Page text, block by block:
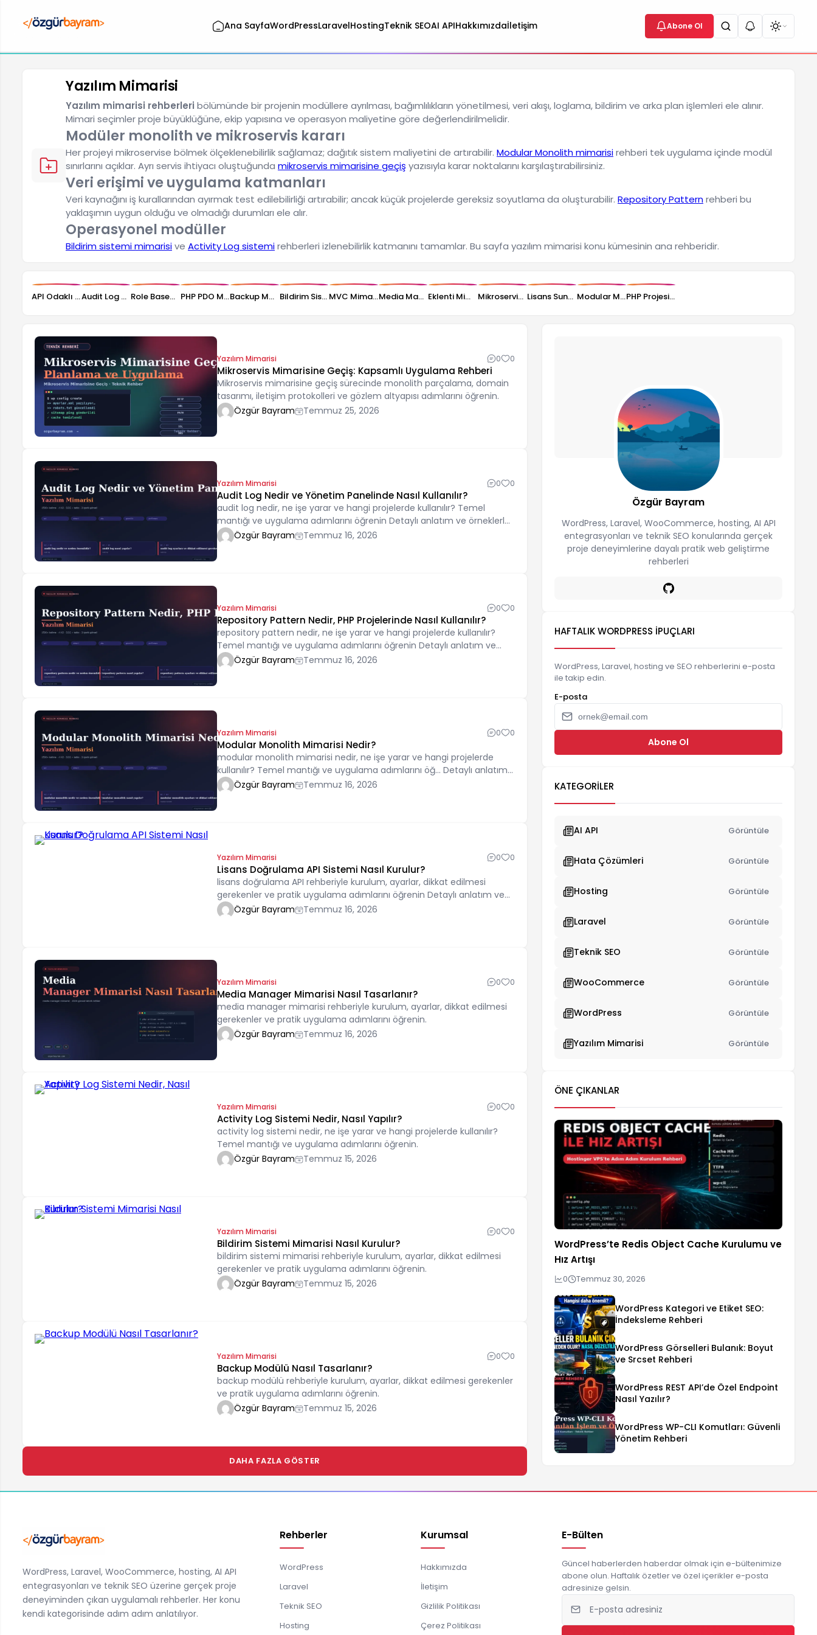
Ana SayfaWordPressLaravelHostingTeknik SEOAI APIHakkımızdaİletişim Abone Ol
Yazılım Mimarisi
Yazılım mimarisi rehberleri bölümünde bir projenin modüllere ayrılması, bağımlılıkların yönetilmesi, veri akışı, loglama, bildirim ve arka plan işlemleri ele alınır.
Mimari seçimler proje büyüklüğüne, ekip yapısına ve operasyon maliyetine göre değerlendirilmelidir.
Modüler monolith ve mikroservis kararı
Her projeyi mikroservise bölmek ölçeklenebilirlik sağlamaz; dağıtık sistem maliyetini de artırabilir. Modular Monolith mimarisirehberi tek uygulama içinde modül
sınırlarını açıklar. Ayrı servis ihtiyacı oluştuğunda mikroservis mimarisine geçiş yazısıyla karar noktalarını karşılaştırabilirsiniz.
Veri erişimi ve uygulama katmanları
Veri kaynağını iş kurallarından ayırmak test edilebilirliği artırabilir; ancak küçük projelerde gereksiz soyutlama da oluşturabilir. Repository Patternrehberi bu
yaklaşımın uygun olduğu ve olmadığı durumları ele alır.
Operasyonel modüller
Bildirim sistemi mimarisive Activity Log sistemirehberleri izlenebilirlik katmanını tamamlar. Bu sayfa yazılım mimarisi konu kümesinin ana rehberidir.
API Odaklı Web Projesi Nasıl Planlanır? Audit Log Nedir ve Yönetim Panelinde Nasıl Kullanılır? Role Based Access Control Nedir, Nasıl Kurulur? PHP PDO MySQL ile Modüler CMS Mimarisi Nasıl Kurulur Backup Modülü Nasıl Tasarlanır? Bildirim Sistemi Mimarisi Nasıl Kurulur? MVC Mimarisi Nedir? Laravel ve CodeIgniter Üzerinden Anlatım Media Manager Mimarisi Nasıl Tasarlanır? Eklenti Mimarisi Nedir, PHP Projesinde Nasıl Planlanır? Mikroservis Mimarisine Geçiş: Kapsamlı Uygulama Rehberi Lisans Sunucusu Nedir, Tema ve Eklentilerde Nasıl Kullanılır? Modular Monolith Mimarisi Nedir? PHP Projesinde Tema Sistemi Nasıl Kurulur?
Yazılım Mimarisi 0 0
Mikroservis Mimarisine Geçiş: Kapsamlı Uygulama Rehberi
Mikroservis mimarisine geçiş sürecinde monolith parçalama, domain
tasarımı, iletişim protokolleri ve gözlem altyapısı adımlarını öğrenin.
Özgür Bayram
Temmuz 25, 2026
Yazılım Mimarisi 0 0
Audit Log Nedir ve Yönetim Panelinde Nasıl Kullanılır?
audit log nedir, ne işe yarar ve hangi projelerde kullanılır? Temel
mantığı ve uygulama adımlarını öğrenin Detaylı anlatım ve örneklerle
öğrenin.Özgür Bayram Temmuz 16, 2026
Yazılım Mimarisi 0 0
Repository Pattern Nedir, PHP Projelerinde Nasıl Kullanılır?
repository pattern nedir, ne işe yarar ve hangi projelerde kullanılır?
Temel mantığı ve uygulama adımlarını öğrenin Detaylı anlatım ve
örneklerle öğrenin.
Özgür Bayram Temmuz 16, 2026
Yazılım Mimarisi 0 0
Modular Monolith Mimarisi Nedir?
modular monolith mimarisi nedir, ne işe yarar ve hangi projelerde
kullanılır? Temel mantığı ve uygulama adımlarını öğ… Detaylı anlatım
ve örneklerle öğrenin.
Özgür Bayram Temmuz 16, 2026
Yazılım Mimarisi 0 0
Lisans Doğrulama API Sistemi Nasıl Kurulur?
lisans doğrulama API rehberiyle kurulum, ayarlar, dikkat edilmesi
gerekenler ve pratik uygulama adımlarını öğrenin Detaylı anlatım ve
örneklerle öğrenin.
Özgür Bayram Temmuz 16, 2026
Yazılım Mimarisi 0 0
Media Manager Mimarisi Nasıl Tasarlanır?
media manager mimarisi rehberiyle kurulum, ayarlar, dikkat edilmesi
gerekenler ve pratik uygulama adımlarını öğrenin.
Özgür Bayram
Temmuz 16, 2026
Yazılım Mimarisi 0 0
Activity Log Sistemi Nedir, Nasıl Yapılır?
activity log sistemi nedir, ne işe yarar ve hangi projelerde kullanılır?
Temel mantığı ve uygulama adımlarını öğrenin.
Özgür Bayram
Temmuz 15, 2026
Yazılım Mimarisi 0 0
Bildirim Sistemi Mimarisi Nasıl Kurulur?
bildirim sistemi mimarisi rehberiyle kurulum, ayarlar, dikkat edilmesi
gerekenler ve pratik uygulama adımlarını öğrenin.
Özgür Bayram
Temmuz 15, 2026
Yazılım Mimarisi 0 0
Backup Modülü Nasıl Tasarlanır?
backup modülü rehberiyle kurulum, ayarlar, dikkat edilmesi gerekenler
ve pratik uygulama adımlarını öğrenin.
Özgür Bayram
Temmuz 15, 2026
DAHA FAZLA GÖSTER
Özgür Bayram
WordPress, Laravel, WooCommerce, hosting, AI API
entegrasyonları ve teknik SEO konularında gerçek
proje deneyimlerine dayalı pratik web geliştirme
rehberleri
HAFTALIK WORDPRESS İPUÇLARI
WordPress, Laravel, hosting ve SEO rehberlerini e-posta
ile takip edin.
E-posta
Abone Ol
KATEGORILER
AI API Görüntüle
Hata Çözümleri Görüntüle
Hosting Görüntüle
Laravel Görüntüle
Teknik SEO Görüntüle
WooCommerce Görüntüle
WordPress Görüntüle
Yazılım Mimarisi Görüntüle
ÖNE ÇIKANLAR
WordPress’te Redis Object Cache Kurulumu ve
Hız Artışı
0 Temmuz 30, 2026
WordPress Kategori ve Etiket SEO:
İndeksleme Rehberi
WordPress Görselleri Bulanık: Boyut
ve Srcset Rehberi
WordPress REST API’de Özel Endpoint
Nasıl Yazılır?
WordPress WP-CLI Komutları: Güvenli
Yönetim Rehberi
WordPress, Laravel, WooCommerce, hosting, AI API
entegrasyonları ve teknik SEO üzerine gerçek proje
deneyiminden çıkan uygulamalı rehberler. Her konu
kendi kategorisinde adım adım anlatılıyor.
Rehberler
WordPress
Laravel
Teknik SEO
Hosting
Kurumsal
Hakkımızda
İletişim
Gizlilik Politikası
Çerez Politikası
E-Bülten
Güncel haberlerden haberdar olmak için e-bültenimize
abone olun. Haftalık özetler ve özel içerikler e-posta
adresinize gelsin.